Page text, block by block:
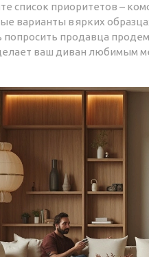
список приоритетов –
варианты в ярких
попросить продавца
ваш диван любимым